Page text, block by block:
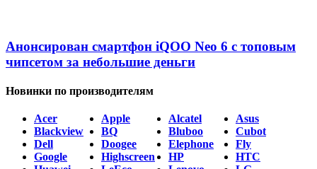
Анонсирован смартфон iQOO Neo 6 с топовым
чипсетом за небольшие деньги
Новинки по производителям
Acer Apple Alcatel
Asus
Blackview
BQ Bluboo
Cubot
Dell
Doogee Elephone
Fly
Google
Highscreen HP
HTC